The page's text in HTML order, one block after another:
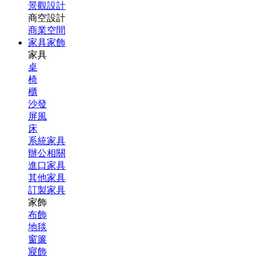
景觀設計
商空設計
商業空間
家具家飾
家具
桌
椅
櫃
沙發
屏風
床
系統家具
辦公相關
進口家具
其他家具
訂製家具
家飾
布飾
地毯
窗簾
寢飾